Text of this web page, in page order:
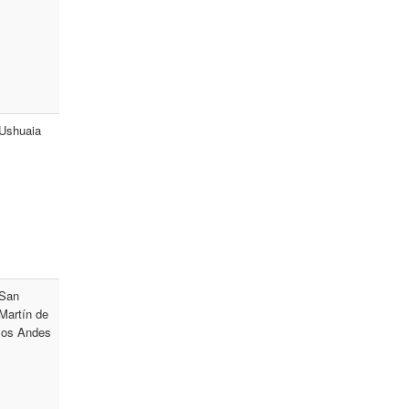
Ushuaia
Martín de
Andes